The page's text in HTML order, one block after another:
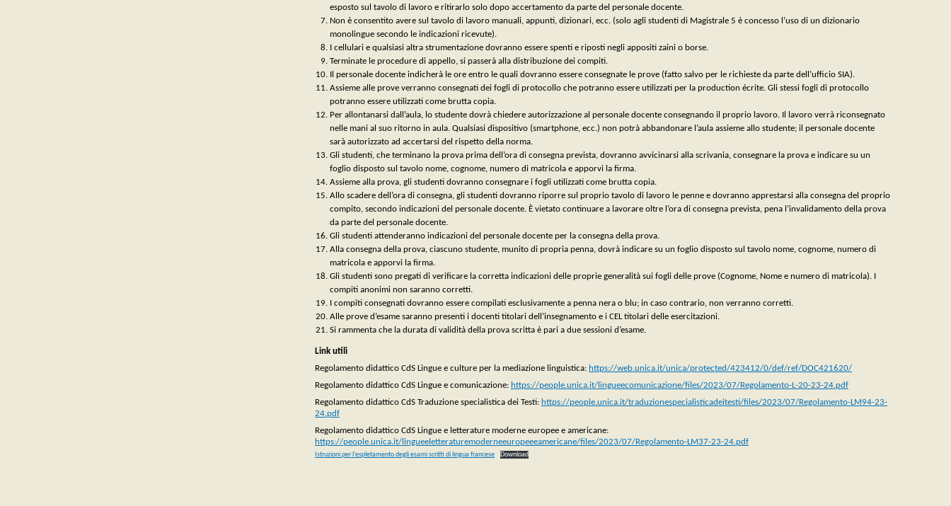
esposto sul tavolo di lavoro e ritirarlo solo dopo accertamento da parte del personale docente.
Non è consentito avere sul tavolo di lavoro manuali, appunti, dizionari, ecc. (solo agli studenti di Magistrale 5 è concesso l’uso di un dizionario
monolingue secondo le indicazioni ricevute).
I cellulari e qualsiasi altra strumentazione dovranno essere spenti e riposti negli appositi zaini o borse.
Terminate le procedure di appello, si passerà alla distribuzione dei compiti.
Il personale docente indicherà le ore entro le quali dovranno essere consegnate le prove (fatto salvo per le richieste da parte dell’ufficio SIA).
Assieme alle prove verranno consegnati dei fogli di protocollo che potranno essere utilizzati per la production écrite. Gli stessi fogli di protocollo
potranno essere utilizzati come brutta copia.
Per allontanarsi dall’aula, lo studente dovrà chiedere autorizzazione al personale docente consegnando il proprio lavoro. Il lavoro verrà riconsegnato
nelle mani al suo ritorno in aula. Qualsiasi dispositivo (smartphone, ecc.) non potrà abbandonare l’aula assieme allo studente; il personale docente
sarà autorizzato ad accertarsi del rispetto della norma.
Gli studenti, che terminano la prova prima dell’ora di consegna prevista, dovranno avvicinarsi alla scrivania, consegnare la prova e indicare su un
foglio disposto sul tavolo nome, cognome, numero di matricola e apporvi la firma.
Assieme alla prova, gli studenti dovranno consegnare i fogli utilizzati come brutta copia.
Allo scadere dell’ora di consegna, gli studenti dovranno riporre sul proprio tavolo di lavoro le penne e dovranno apprestarsi alla consegna del proprio
compito, secondo indicazioni del personale docente. È vietato continuare a lavorare oltre l’ora di consegna prevista, pena l’invalidamento della prova
da parte del personale docente.
Gli studenti attenderanno indicazioni del personale docente per la consegna della prova.
Alla consegna della prova, ciascuno studente, munito di propria penna, dovrà indicare su un foglio disposto sul tavolo nome, cognome, numero di
matricola e apporvi la firma.
Gli studenti sono pregati di verificare la corretta indicazioni delle proprie generalità sui fogli delle prove (Cognome, Nome e numero di matricola). I
compiti anonimi non saranno corretti.
I compiti consegnati dovranno essere compilati esclusivamente a penna nera o blu; in caso contrario, non verranno corretti.
Alle prove d’esame saranno presenti i docenti titolari dell’insegnamento e i CEL titolari delle esercitazioni.
Si rammenta che la durata di validità della prova scritta è pari a due sessioni d’esame.
Link utili
Regolamento didattico CdS Lingue e culture per la mediazione linguistica: https://web.unica.it/unica/protected/423412/0/def/ref/DOC421620/
Regolamento didattico CdS Lingue e comunicazione: https://people.unica.it/lingueecomunicazione/files/2023/07/Regolamento-L-20-23-24.pdf
Regolamento didattico CdS Traduzione specialistica dei Testi: https://people.unica.it/traduzionespecialisticadeitesti/files/2023/07/Regolamento-LM94-23-
24.pdf
Regolamento didattico CdS Lingue e letterature moderne europee e americane:
https://people.unica.it/lingueeletteraturemoderneeuropeeeamericane/files/2023/07/Regolamento-LM37-23-24.pdf
Istruzioni per l’espletamento degli esami scritti di lingua francese Download